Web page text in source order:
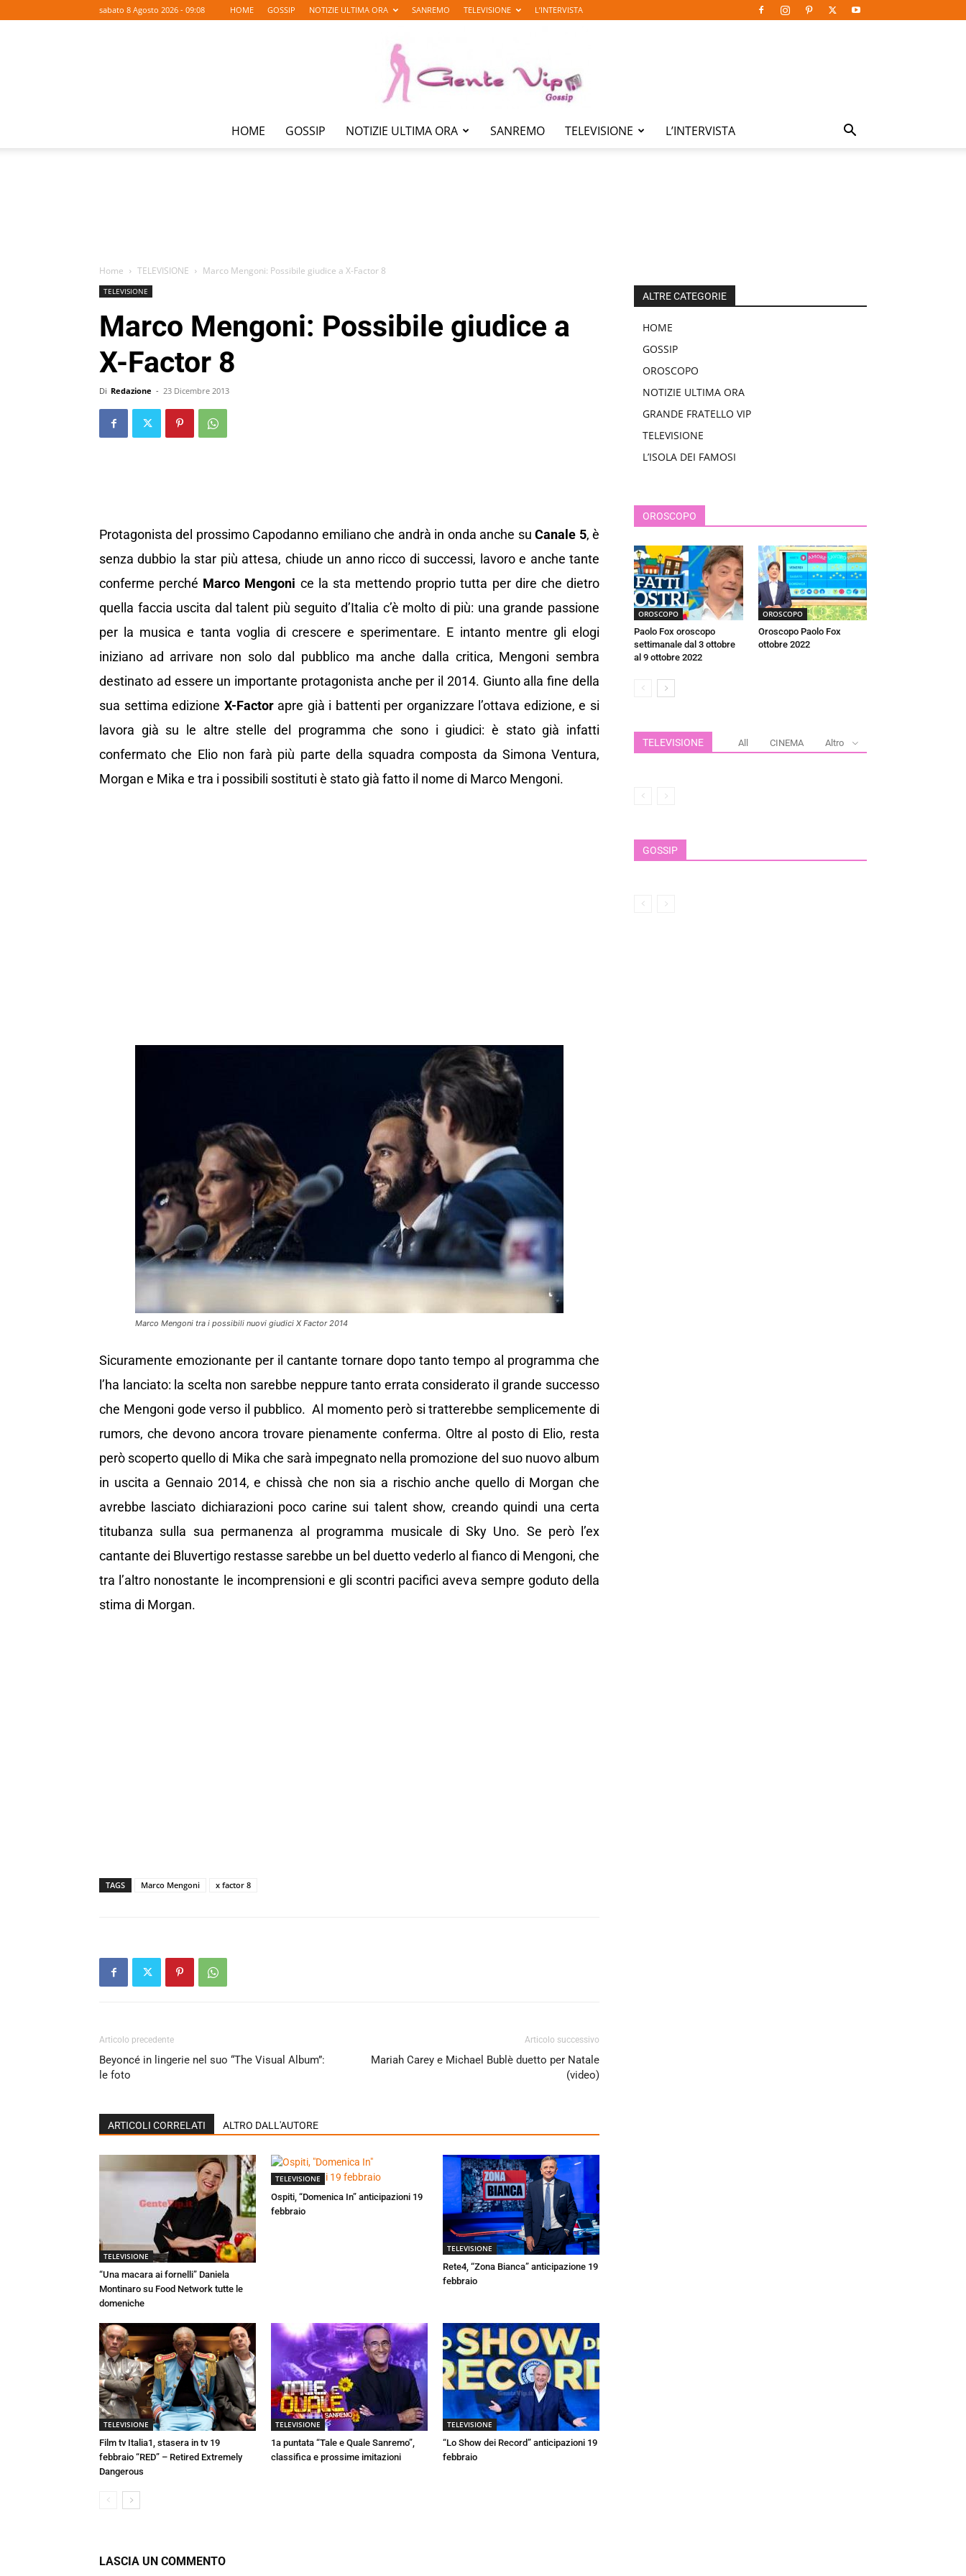
sabato 8 Agosto 2026 - 09:08 HOME GOSSIP NOTIZIE ULTIMA ORA SANREMO TELEVISIONE L’INTERVISTA
HOME GOSSIP NOTIZIE ULTIMA ORA SANREMO TELEVISIONE L’INTERVISTA
Home TELEVISIONE Marco Mengoni: Possibile giudice a X-Factor 8
TELEVISIONE
Marco Mengoni: Possibile giudice a
X-Factor 8
Di Redazione - 23 Dicembre 2013
Protagonista del prossimo Capodanno emiliano che andrà in onda anche suCanale 5, è
senza dubbio la star più attesa, chiude un anno ricco di successi, lavoro e anche tante
conferme perché Marco Mengoni ce la sta mettendo proprio tutta per dire che dietro
quella faccia uscita dal talent più seguito d’Italia c’è molto di più: una grande passione
per la musica e tanta voglia di crescere e sperimentare. E intanto mentre gli elogi
iniziano ad arrivare non solo dal pubblico ma anche dalla critica, Mengoni sembra
destinato ad essere un importante protagonista anche per il 2014. Giunto alla fine della
sua settima edizione X-Factorapre già i battenti per organizzare l’ottava edizione, e si
lavora già su le altre stelle del programma che sono i giudici: è stato già infatti
confermato che Elio non farà più parte della squadra composta da Simona Ventura,
Morgan e Mika e tra i possibili sostituti è stato già fatto il nome di Marco Mengoni.
Marco Mengoni tra i possibili nuovi giudici X Factor 2014
Sicuramente emozionante per il cantante tornare dopo tanto tempo al programma che
l’ha lanciato: la scelta non sarebbe neppure tanto errata considerato il grande successo
che Mengoni gode verso il pubblico. Al momento però si tratterebbe semplicemente di
rumors, che devono ancora trovare pienamente conferma. Oltre al posto di Elio, resta
però scoperto quello di Mika che sarà impegnato nella promozione del suo nuovo album
in uscita a Gennaio 2014, e chissà che non sia a rischio anche quello di Morgan che
avrebbe lasciato dichiarazioni poco carine sui talent show, creando quindi una certa
titubanza sulla sua permanenza al programma musicale di Sky Uno. Se però l’ex
cantante dei Bluvertigo restasse sarebbe un bel duetto vederlo al fianco di Mengoni, che
tra l’altro nonostante le incomprensioni e gli scontri pacifici aveva sempre goduto della
stima di Morgan.
TAGS Marco Mengoni x factor 8
Articolo precedente
Beyoncé in lingerie nel suo “The Visual Album”:
le foto
Articolo successivo
Mariah Carey e Michael Bublè duetto per Natale
(video)
ARTICOLI CORRELATI ALTRO DALL'AUTORE
TELEVISIONE
“Una macara ai fornelli” Daniela
Montinaro su Food Network tutte le
domeniche
TELEVISIONE
Ospiti, “Domenica In” anticipazioni 19
febbraio
TELEVISIONE
Rete4, “Zona Bianca” anticipazione 19
febbraio
TELEVISIONE
Film tv Italia1, stasera in tv 19
febbraio “RED” – Retired Extremely
Dangerous
TELEVISIONE
1a puntata “Tale e Quale Sanremo”,
classifica e prossime imitazioni
TELEVISIONE
“Lo Show dei Record” anticipazioni 19
febbraio
LASCIA UN COMMENTO
ALTRE CATEGORIE
HOME
GOSSIP
OROSCOPO
NOTIZIE ULTIMA ORA
GRANDE FRATELLO VIP
TELEVISIONE
L’ISOLA DEI FAMOSI
OROSCOPO
OROSCOPO
Paolo Fox oroscopo
settimanale dal 3 ottobre
al 9 ottobre 2022
OROSCOPO
Oroscopo Paolo Fox
ottobre 2022
TELEVISIONE All CINEMA Altro
GOSSIP